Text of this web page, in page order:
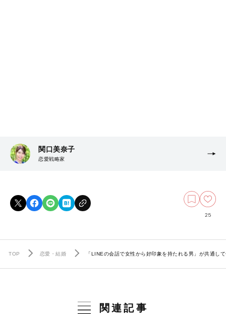
関口美奈子
恋愛戦略家
25
TOP 恋愛・結婚 「LINEの会話で女性から好印象を持たれる男」が共通し
関連記事